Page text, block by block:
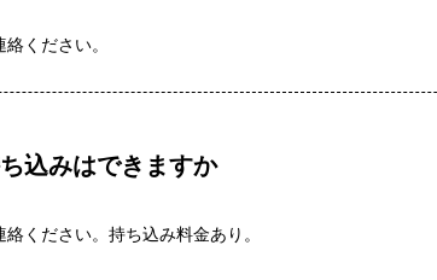
ください。
込みはできますか
ください。持ち込み料金あり。